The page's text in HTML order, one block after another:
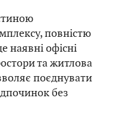
повністю
наявні офісні
та житлова
поєднувати
без